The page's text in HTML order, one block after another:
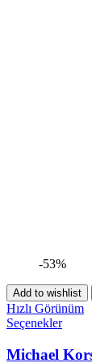
-53%
Add to wishlist
Hızlı Görünüm
Seçenekler
Michael